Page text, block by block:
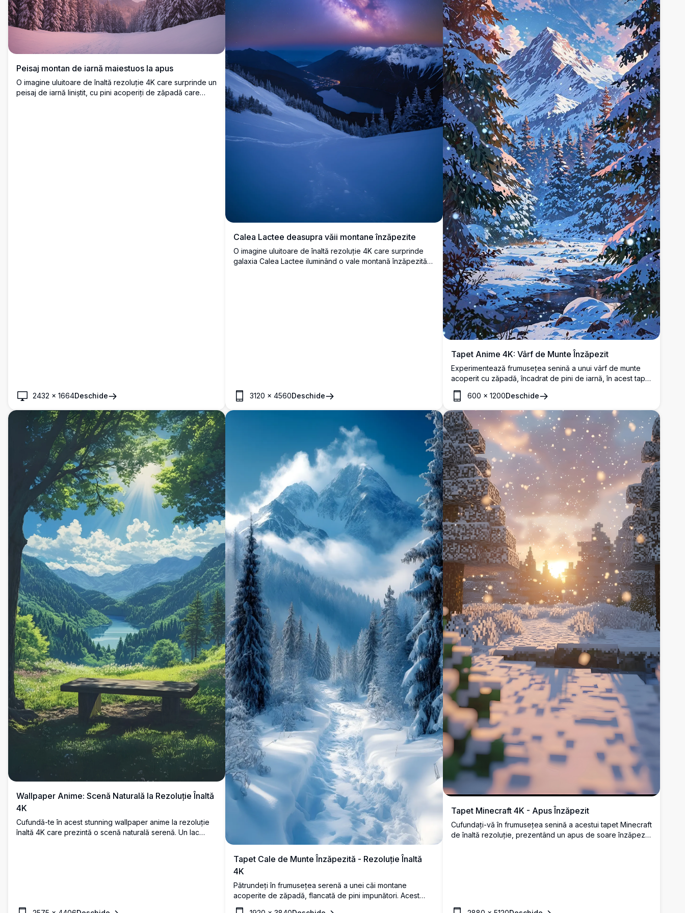
Peisaj montan de iarnă maiestuos la apus
O imagine uluitoare de înaltă rezoluție 4K care surprinde un
peisaj de iarnă liniștit, cu pini acoperiți de zăpadă care
2432 × 1664Deschide
Calea Lactee deasupra văii montane înzăpezite
O imagine uluitoare de înaltă rezoluție 4K care surprinde
galaxia Calea Lactee iluminând o vale montană înzăpezită
3120 ×4560Deschide
Tapet Anime 4K: Vârf de Munte Înzăpezit
Experimentează frumusețea senină a unui vârf de munte
acoperit cu zăpadă, încadrat de pini de iarnă, în acest tapet
anime uimitor cu rezoluție 4K. Perfect pentru cei care
iubesc liniștea naturii combinată cu farmecul artei anime.
600 × 1200Deschide
Wallpaper Anime: Scenă Naturală la Rezoluție Înaltă
4K
Cufundă-te în acest stunning wallpaper anime la rezoluție
înaltă 4K care prezintă o scenă naturală serenă. Un lac
Tapet Cale de Munte Înzăpezită - Rezoluție Înaltă
4K
Pătrundeți în frumusețea serenă a unei căi montane
acoperite de zăpadă, flancată de pini impunători. Acest
tapet de înaltă rezoluție surprinde vârfurile maiestuoase și
Tapet Minecraft 4K - Apus Înzăpezit
Cufundați-vă în frumusețea senină a acestui tapet Minecraft
de înaltă rezoluție, prezentând un apus de soare înzăpezit.